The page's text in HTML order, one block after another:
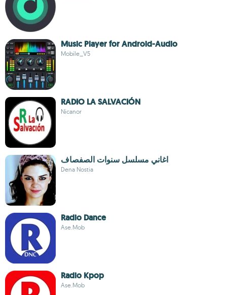
Music Player for Android-Audio
Mobile_V5
RADIO LA SALVACIÓN
Nicanor
اغاني مسلسل سنوات الصفصاف
Dena Nostia
Radio Dance
Ase.Mob
Radio Kpop
Ase.Mob